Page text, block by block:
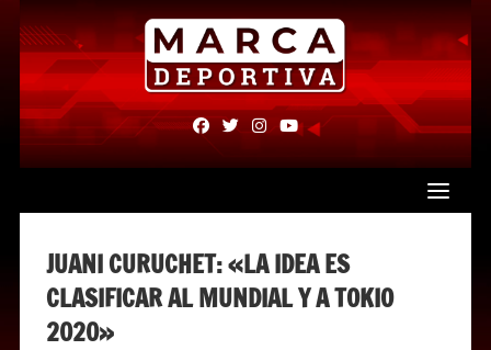
Skip
content
fab
fa-
fab
fa-
fab fab
JUANI CURUCHET: «LA IDEA ES
CLASIFICAR AL MUNDIAL Y A TOKIO
2020»